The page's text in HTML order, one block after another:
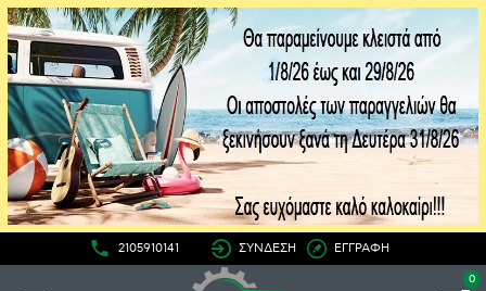
2105910141 ΣΥΝΔΕΣΗ ΕΓΓΡΑΦΗ
0